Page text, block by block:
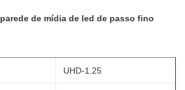
de mídia de led de passo fino
UHD-1.25